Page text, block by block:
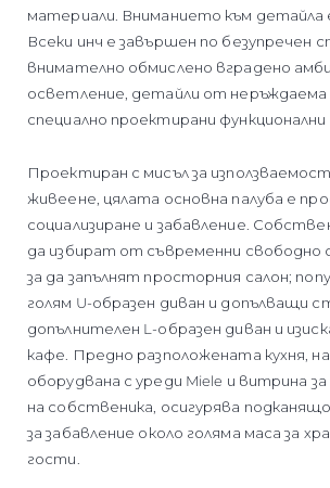
материали. Вниманието към детайла
Всеки инч е завършен по безупречен
внимателно обмислено вградено
осветление, детайли от неръждаема
специално проектирани функционални
Проектиран с мисъл за
живеене, цялата основна палуба е
социализиране и забавление.
да избират от съвременни свободно
за да запълнят просторния салон;
голям U-образен диван и допълващи
допълнителен L-образен диван и
кафе. Предно разположената кухня,
оборудвана с уреди Miele и витрина за
на собственика, осигурява
за забавление около голяма маса за
гости.